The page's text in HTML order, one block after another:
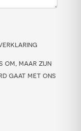
om, maar zijn
gaat met ons